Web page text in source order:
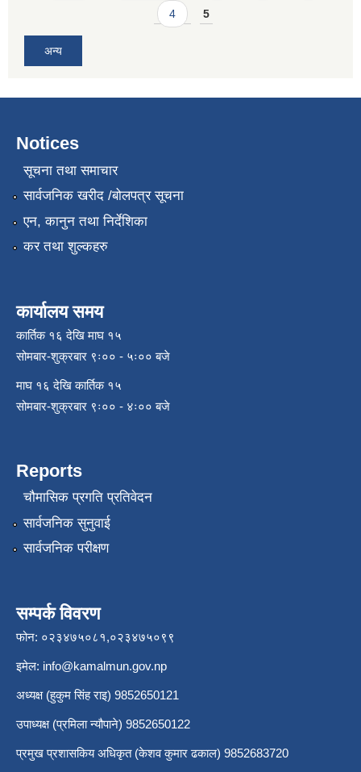
4 5
अन्य
Notices
सूचना तथा समाचार
सार्वजनिक खरीद /बोलपत्र सूचना
एन, कानुन तथा निर्देशिका
कर तथा शुल्कहरु
कार्यालय समय
कार्तिक १६ देखि माघ १५
सोमबार-शुक्रबार ९ः०० - ५ः०० बजे
माघ १६ देखि कार्तिक १५
सोमबार-शुक्रबार ९ः०० - ४ः०० बजे
Reports
चौमासिक प्रगति प्रतिवेदन
सार्वजनिक सुनुवाई
सार्वजनिक परीक्षण
सम्पर्क विवरण
फोन: ०२३४७५०८१,०२३४७५०९९
इमेल: info@kamalmun.gov.np
अध्यक्ष (हुकुम सिंह राइ) 9852650121
उपाध्यक्ष (प्रमिला न्यौपाने) 9852650122
प्रमुख प्रशासकिय अधिकृत (केशव कुमार ढकाल) 9852683720